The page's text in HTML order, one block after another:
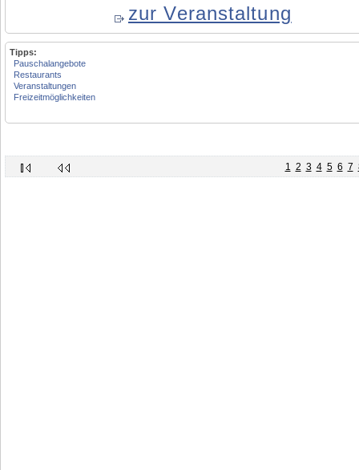
zur Veranstaltung
Tipps:
Pauschalangebote
Restaurants
Veranstaltungen
Freizeitmöglichkeiten
1 2 3 4 5 6 7